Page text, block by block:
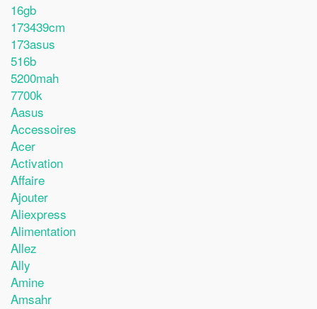
16gb
173439cm
173asus
516b
5200mah
7700k
Aasus
Accessoires
Acer
Activation
Affaire
Ajouter
Aliexpress
Alimentation
Allez
Ally
Amine
Amsahr